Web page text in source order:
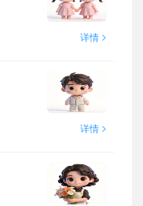
详情 >
详情 >